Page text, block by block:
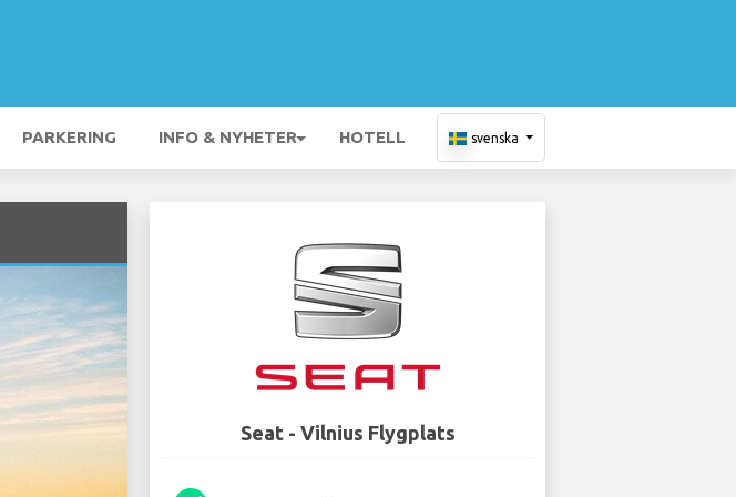
PARKERING INFO & NYHETER HOTELL svenska
Seat - Vilnius Flygplats